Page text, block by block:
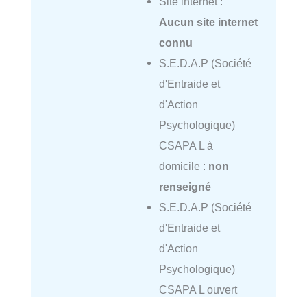
Aucun site internet
connu
S.E.D.A.P (Société
d'Entraide et
d'Action
Psychologique)
CSAPA L à
domicile : non
renseigné
S.E.D.A.P (Société
d'Entraide et
d'Action
Psychologique)
CSAPA L ouvert